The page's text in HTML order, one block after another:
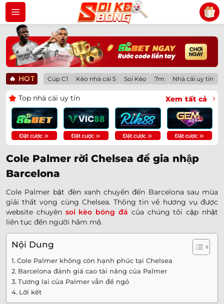
Bỏ
qua
dung
🔥 HOT Cúp C1 Kèo nhà cái 5 Soi Kèo 7m Nhà cái uy tín
Top nhà cái uy tín Xem tất cả
Cole Palmer rời Chelsea để gia nhập
Barcelona
Cole Palmer bật đèn xanh chuyển đến Barcelona sau mùa
giải thất vọng cùng Chelsea. Thông tin về hương vụ được
website chuyên soi kèo bóng đá của chúng tôi cập nhật
liên tục đến người hâm mộ.
Nội Dung
Cole Palmer không còn hạnh phúc tại Chelsea
Barcelona đánh giá cao tài năng của Palmer
Tương lai của Palmer vẫn để ngỏ
Lời kết